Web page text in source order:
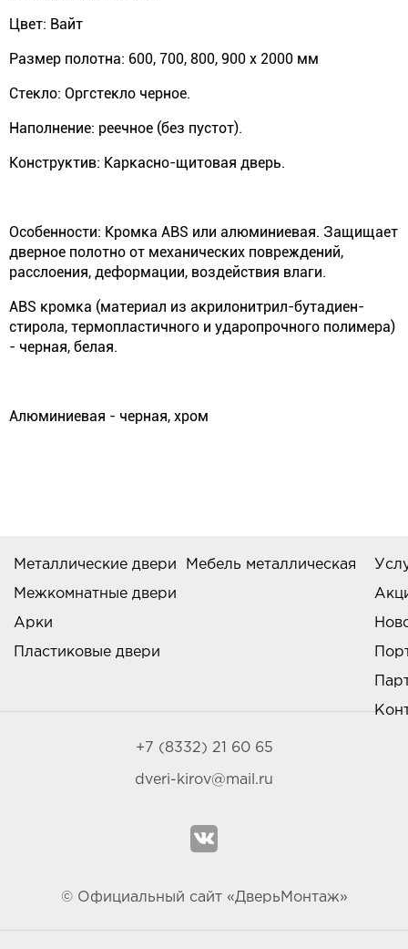
Цвет: Вайт
Размер полотна: 600, 700, 800, 900 х 2000 мм
Стекло: Оргстекло черное.
Наполнение: реечное (без пустот).
Конструктив: Каркасно-щитовая дверь.
Особенности: Кромка ABS или алюминиевая. Защищает
дверное полотно от механических повреждений,
расслоения, деформации, воздействия влаги.
ABS кромка (материал из акрилонитрил-бутадиен-
стирола, термопластичного и ударопрочного полимера)
- черная, белая.
Алюминиевая - черная, хром
Металлические двери
Межкомнатные двери
Арки
Пластиковые двери
Мебель металлическая
+7 (8332) 21 60 65
dveri-kirov@mail.ru
© Официальный сайт «ДверьМонтаж»